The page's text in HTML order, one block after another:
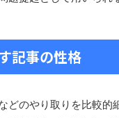
記事の性格
どのやり取りを比較